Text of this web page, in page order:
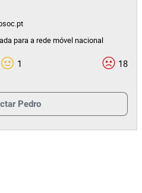
para a rede móvel nacional
1 18
Pedro